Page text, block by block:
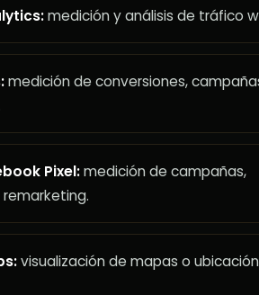
medición y análisis de tráfico
medición de conversiones,
Pixel:medición de campañas,
visualización de mapas o